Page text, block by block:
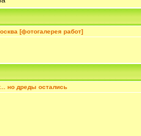
[фотогалерея работ]
но дреды остались